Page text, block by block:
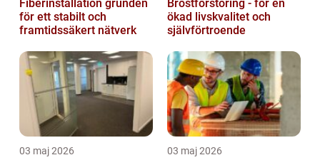
Fiberinstallation grunden
för ett stabilt och
framtidssäkert nätverk
Bröstförstoring - för en
ökad livskvalitet och
självförtroende
03 maj 2026 03 maj 2026